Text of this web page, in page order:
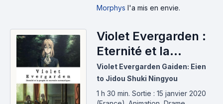
Morphys l'a mis en envie.
Violet Evergarden :
Eternité et la
poupée de
souvenirs
automatiques
Violet Evergarden Gaiden: Eien
to Jidou Shuki Ningyou
1 h 30 min. Sortie : 15 janvier 2020